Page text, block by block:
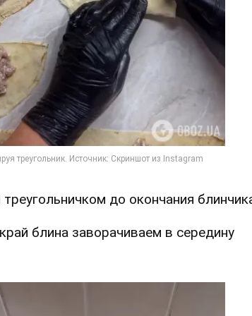
до окончания
блина заворачиваем в середину